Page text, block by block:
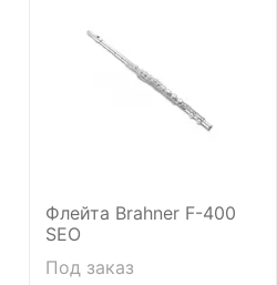
Флейта Brahner F-400
SEO
Под заказ